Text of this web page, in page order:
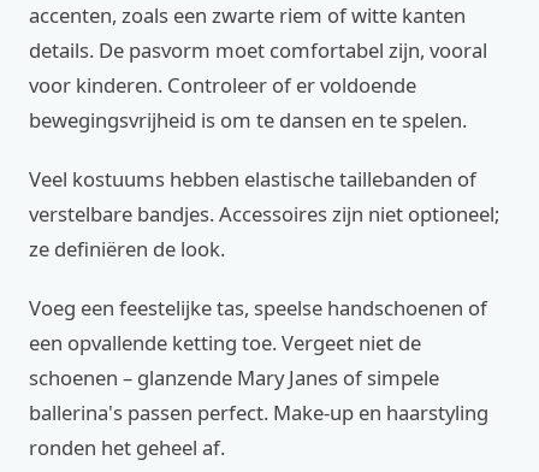
accenten, zoals een zwarte riem of witte kanten
details. De pasvorm moet comfortabel zijn, vooral
voor kinderen. Controleer of er voldoende
bewegingsvrijheid is om te dansen en te spelen.
Veel kostuums hebben elastische taillebanden of
verstelbare bandjes. Accessoires zijn niet optioneel;
ze definiëren de look.
Voeg een feestelijke tas, speelse handschoenen of
een opvallende ketting toe. Vergeet niet de
schoenen – glanzende Mary Janes of simpele
ballerina's passen perfect. Make-up en haarstyling
ronden het geheel af.